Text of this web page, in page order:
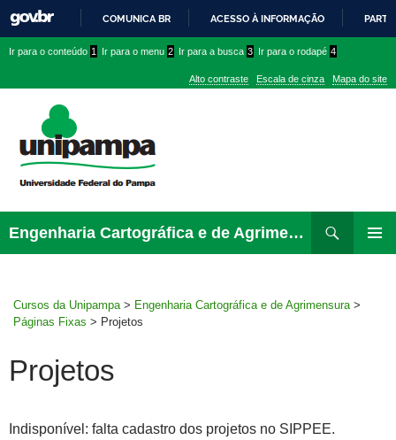
PARA
CONTEÚDO
COMUNICA BR ACESSO À INFORMAÇÃO
conteúdo
menu
superior
menu
Ir para o conteúdo 1 Ir para o menu 2 Ir para a busca 3 Ir para o rodapé 4
Alto contraste Escala de cinza Mapa do site
Engenharia Cartográfica e de Agrimensura
para
Cursos da Unipampa > Engenharia Cartográfica e de Agrimensura >
Páginas Fixas > Projetos
Projetos
Indisponível: falta cadastro dos projetos no SIPPEE.